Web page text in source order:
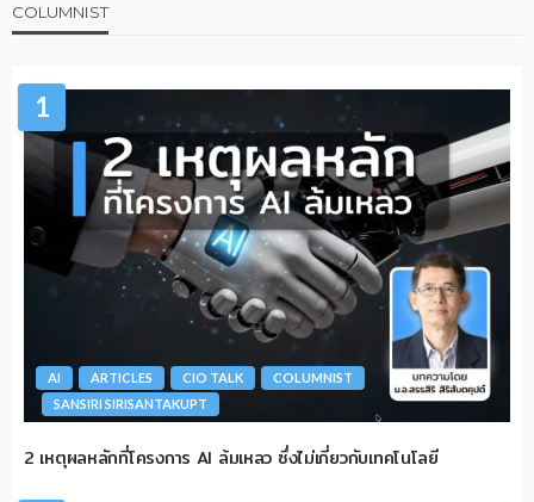
COLUMNIST
1
AI ARTICLES CIO TALK
COLUMNIST
SANSIRI SIRISANTAKUPT
2 เหตุผลหลักที่โครงการ AI ล้มเหลว ซึ่งไม่เกี่ยวกับเทคโนโลยี